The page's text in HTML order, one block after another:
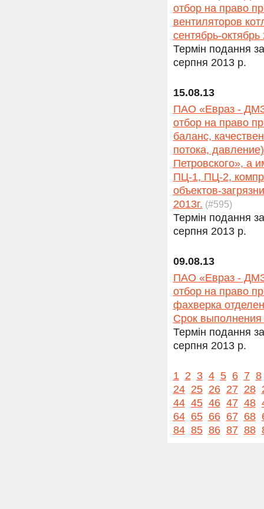
отбор на право
вентиляторов
сентябрь-октябрь
Термін подання
серпня 2013 р.
15.08.13
ПАО «Евраз - ДМЗ
отбор на право
баланс,
потока,
Петровского», а
ПЦ-1, ПЦ-2,
объектов-
2013г. (#595)
Термін подання
серпня 2013 р.
09.08.13
ПАО «Евраз - ДМЗ
отбор на право
фахверка
Срок выполнения
Термін подання
серпня 2013 р.
1 2 3 4 5 6 7 8
24 25 26 27 28
44 45 46 47 48
64 65 66 67 68
84 85 86 87 88